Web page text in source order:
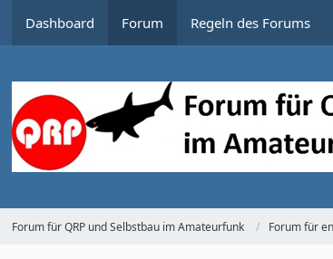
Dashboard Forum Regeln des Forums
Forum für QRP und Selbstbau im Amateurfunk Forum für